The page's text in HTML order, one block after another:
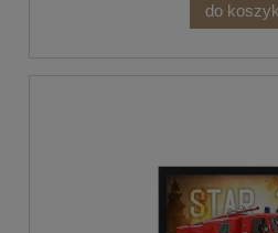
do